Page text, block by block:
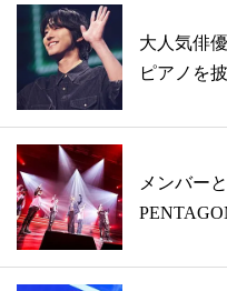
大人気俳
ピアノを
メンバー